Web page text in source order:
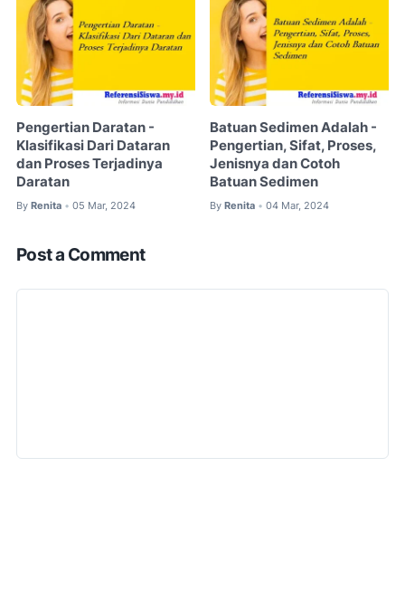
Pengertian Daratan -
Klasifikasi Dari Dataran
dan Proses Terjadinya
Daratan
By Renita • 05 Mar, 2024
Batuan Sedimen Adalah -
Pengertian, Sifat, Proses,
Jenisnya dan Cotoh
Batuan Sedimen
By Renita • 04 Mar, 2024
Post a Comment